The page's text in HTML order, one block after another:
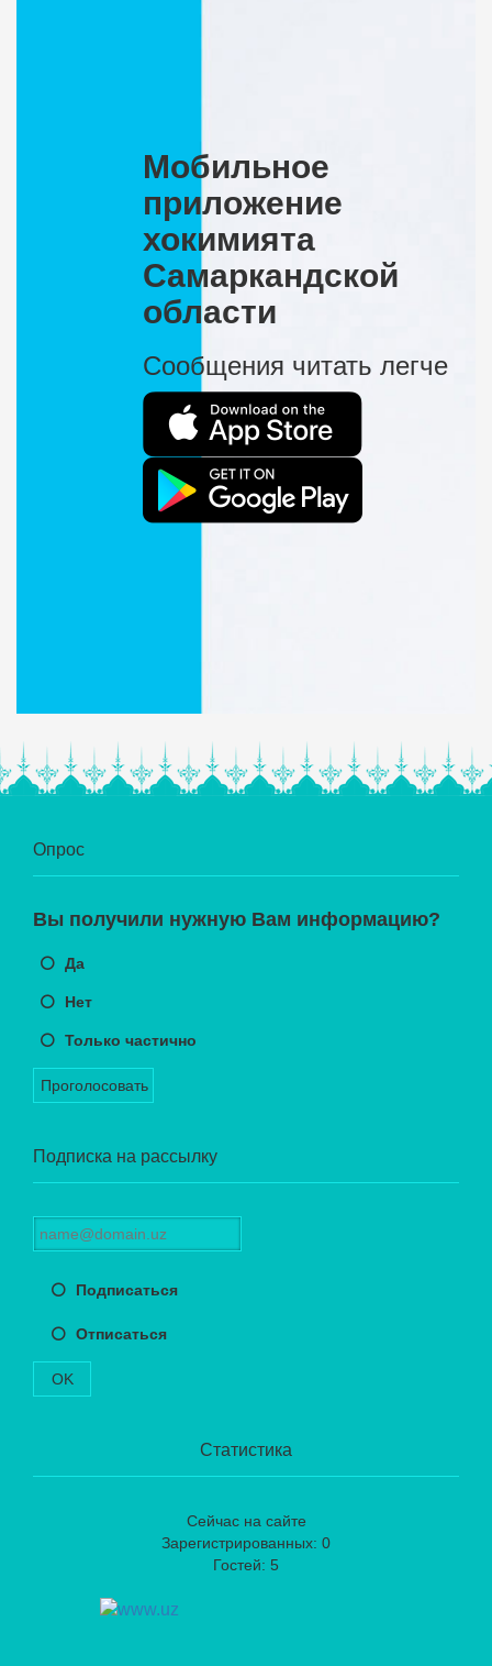
Мобильное
приложение
хокимията
Самаркандской
области
Сообщения читать легче
Опрос
Вы получили нужную Вам информацию?
Да
Нет
Только частично
Проголосовать
Подписка на рассылку
Подписаться
Отписаться
OK
Статистика
Сейчас на сайте
Зарегистрированных: 0
Гостей: 5